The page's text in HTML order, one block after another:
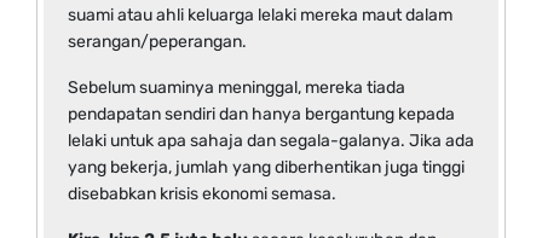
suami atau ahli keluarga lelaki mereka maut dalam
serangan/peperangan.
Sebelum suaminya meninggal, mereka tiada
pendapatan sendiri dan hanya bergantung kepada
lelaki untuk apa sahaja dan segala-galanya. Jika ada
yang bekerja, jumlah yang diberhentikan juga tinggi
disebabkan krisis ekonomi semasa.